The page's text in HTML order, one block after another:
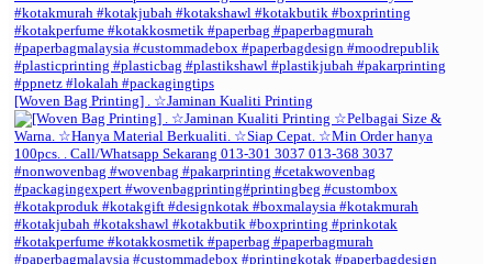
[Woven Bag Printing] . ☆Jaminan Kualiti Printing